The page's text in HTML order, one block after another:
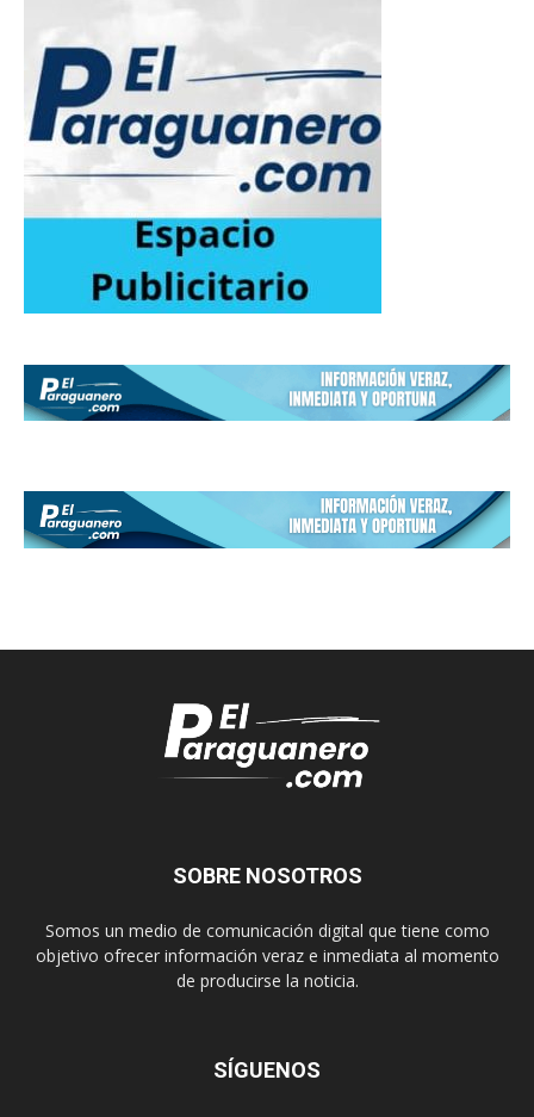
SOBRE NOSOTROS
Somos un medio de comunicación digital que tiene como
objetivo ofrecer información veraz e inmediata al momento
de producirse la noticia.
SÍGUENOS